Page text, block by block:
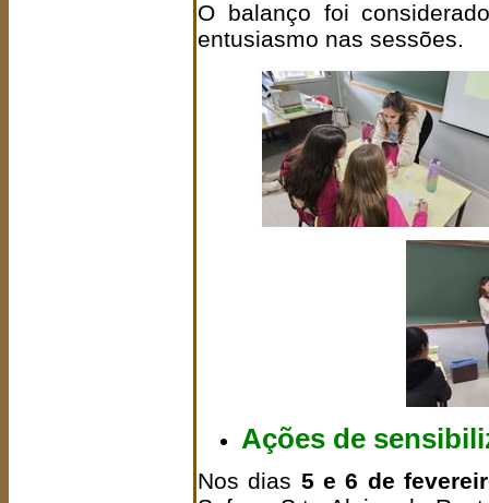
O balanço foi
entusiasmo nas sessões.
Ações de
Nos dias 5 e 6 de